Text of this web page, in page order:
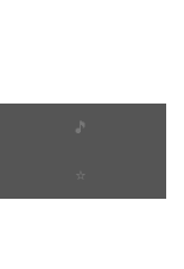
🎵
⭐️